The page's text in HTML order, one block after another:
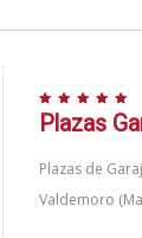
Plazas
Plazas de
Valdemoro